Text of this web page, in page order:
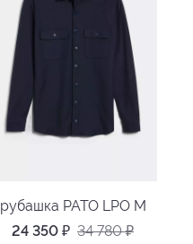
рубашка PATO LPO M
24 350 ₽ 34 780₽